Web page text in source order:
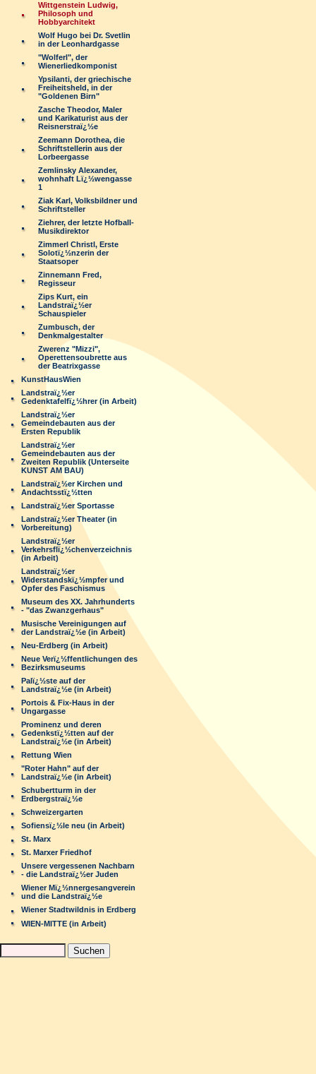
Wittgenstein Ludwig,
Philosoph und
Hobbyarchitekt
Wolf Hugo bei Dr. Svetlin
in der Leonhardgasse
"Wolferl", der
Wienerliedkomponist
Ypsilanti, der griechische
Freiheitsheld, in der
"Goldenen Birn"
Zasche Theodor, Maler
und Karikaturist aus der
Reisnerstraï¿½e
Zeemann Dorothea, die
Schriftstellerin aus der
Lorbeergasse
Zemlinsky Alexander,
wohnhaft Lï¿½wengasse
1
Ziak Karl, Volksbildner und
Schriftsteller
Ziehrer, der letzte Hofball-
Musikdirektor
Zimmerl Christl, Erste
Solotï¿½nzerin der
Staatsoper
Zinnemann Fred,
Regisseur
Zips Kurt, ein
Landstraï¿½er
Schauspieler
Zumbusch, der
Denkmalgestalter
Zwerenz "Mizzi",
Operettensoubrette aus
der Beatrixgasse
KunstHausWien
Landstraï¿½er
Gedenktafelfï¿½hrer (in Arbeit)
Landstraï¿½er
Gemeindebauten aus der
Ersten Republik
Landstraï¿½er
Gemeindebauten aus der
Zweiten Republik (Unterseite
KUNST AM BAU)
Landstraï¿½er Kirchen und
Andachtsstï¿½tten
Landstraï¿½er Sportasse
Landstraï¿½er Theater (in
Vorbereitung)
Landstraï¿½er
Verkehrsflï¿½chenverzeichnis
(in Arbeit)
Landstraï¿½er
Widerstandskï¿½mpfer und
Opfer des Faschismus
Museum des XX. Jahrhunderts
- "das Zwanzgerhaus"
Musische Vereinigungen auf
der Landstraï¿½e (in Arbeit)
Neu-Erdberg (in Arbeit)
Neue Verï¿½ffentlichungen des
Bezirksmuseums
Palï¿½ste auf der
Landstraï¿½e (in Arbeit)
Portois & Fix-Haus in der
Ungargasse
Prominenz und deren
Gedenkstï¿½tten auf der
Landstraï¿½e (in Arbeit)
Rettung Wien
"Roter Hahn" auf der
Landstraï¿½e (in Arbeit)
Schubertturm in der
Erdbergstraï¿½e
Schweizergarten
Sofiensï¿½le neu (in Arbeit)
St. Marx
St. Marxer Friedhof
Unsere vergessenen Nachbarn
- die Landstraï¿½er Juden
Wiener Mï¿½nnergesangverein
und die Landstraï¿½e
Wiener Stadtwildnis in Erdberg
WIEN-MITTE (in Arbeit)